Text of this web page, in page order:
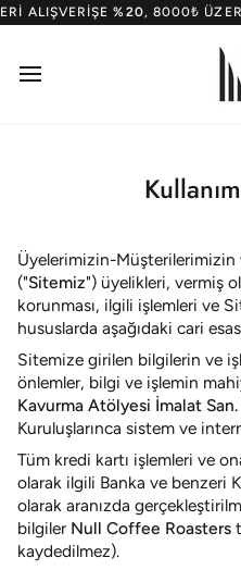
İçeriğe
geç
ALIŞVERIŞE%20, 8000₺ ÜZERI
Null
Coffee
Roasters
Üyelerimizin-Müşterilerimizin
("Sitemiz") üyelikleri, vermiş
korunması, ilgili işlemleri ve
hususlarda aşağıdaki cari
Sitemize girilen bilgilerin ve
önlemler, bilgi ve işlemin
Kavurma Atölyesi İmalat San.
Kuruluşlarınca sistem ve
Tüm kredi kartı işlemleri ve
olarak ilgili Banka ve benzeri
olarak aranızda
bilgiler Null Coffee Roasters
kaydedilmez).